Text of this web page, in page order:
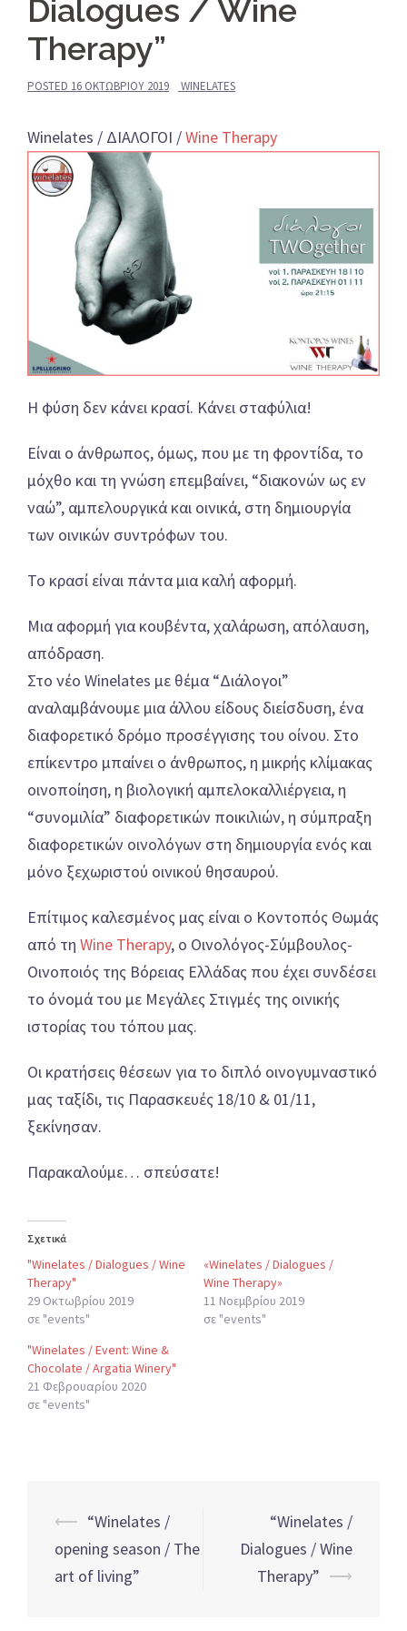
Dialogues / Wine
Therapy”
POSTED 16 ΟΚΤΩΒΡΊΟΥ 2019 WINELATES
Winelates / ΔΙΑΛΟΓΟΙ /Wine Therapy
Η φύση δεν κάνει κρασί. Κάνει σταφύλια!
Είναι ο άνθρωπος, όμως, που με τη φροντίδα, το
μόχθο και τη γνώση επεμβαίνει, “διακονών ως εν
ναώ”, αμπελουργικά και οινικά, στη δημιουργία
των οινικών συντρόφων του.
Το κρασί είναι πάντα μια καλή αφορμή.
Μια αφορμή για κουβέντα, χαλάρωση, απόλαυση,
απόδραση.
Στο νέο Winelates με θέμα “Διάλογοι”
αναλαμβάνουμε μια άλλου είδους διείσδυση, ένα
διαφορετικό δρόμο προσέγγισης του οίνου. Στο
επίκεντρο μπαίνει ο άνθρωπος, η μικρής κλίμακας
οινοποίηση, η βιολογική αμπελοκαλλιέργεια, η
“συνομιλία” διαφορετικών ποικιλιών, η σύμπραξη
διαφορετικών οινολόγων στη δημιουργία ενός και
μόνο ξεχωριστού οινικού θησαυρού.
Επίτιμος καλεσμένος μας είναι ο Κοντοπός Θωμάς
από τη Wine Therapy, ο Οινολόγος-Σύμβουλος-
Οινοποιός της Βόρειας Ελλάδας που έχει συνδέσει
το όνομά του με Μεγάλες Στιγμές της οινικής
ιστορίας του τόπου μας.
Οι κρατήσεις θέσεων για το διπλό οινογυμναστικό
μας ταξίδι, τις Παρασκευές 18/10 & 01/11,
ξεκίνησαν.
Παρακαλούμε… σπεύσατε!
Σχετικά
"Winelates / Dialogues / Wine
Therapy"
29 Οκτωβρίου 2019
σε "events"
«Winelates / Dialogues /
Wine Therapy»
11 Νοεμβρίου 2019
σε "events"
"Winelates / Event: Wine &
Chocolate / Argatia Winery"
21 Φεβρουαρίου 2020
σε "events"
Post
navigation
⟵ “Winelates /
opening season / The
art of living”
“Winelates /
Dialogues / Wine
Therapy” ⟶